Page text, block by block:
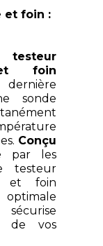
et foin :
testeur
foin
sonde
Conçu
par les
testeur
et foin
optimale
de vos